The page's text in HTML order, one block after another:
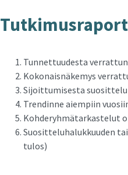
Tunnettuudesta
Kokonaisnäkemys
Sijoittumisesta
Trendinne aiempiin
Kohderyhmätarkastelut
Suositteluhalukkuuden
tulos)